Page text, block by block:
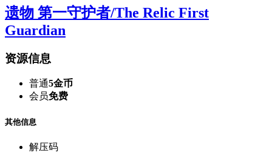
遗物 第一守护者/The Relic First
Guardian
资源信息
普通5金币
会员免费
其他信息
解压码